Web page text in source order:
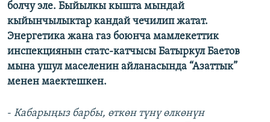
болчу эле. Быйылкы кышта мындай
кыйынчылыктар кандай чечилип жатат.
Энергетика жана газ боюнча мамлекеттик
инспекциянын статс-катчысы Батыркул Баетов
мына ушул маселенин айланасында “Азаттык”
менен маектешкен.
- Кабарыңыз барбы, өткөн түнү өлкөнүн